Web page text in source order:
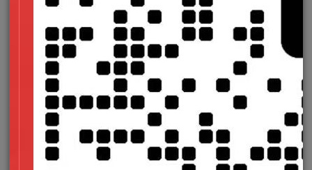
压缩图片和视频大小使用CDN加速，避免因加载缓慢导致用户
对高流量页面（如挂号系统）进行压力测试，确保稳定性。
4.用户体验：以用户为中心的功能设计
无障碍访问